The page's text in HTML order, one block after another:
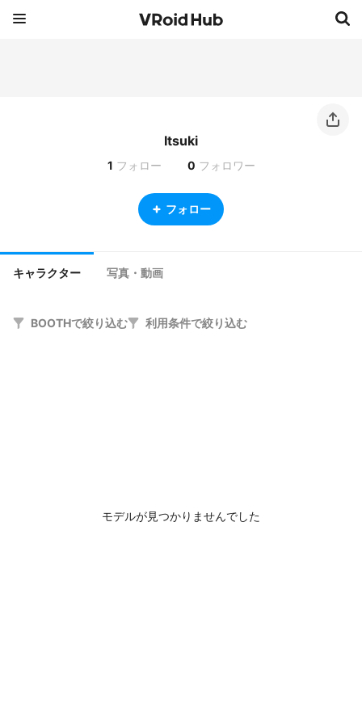
Itsuki
1 フォロー 0 フォロワー
フォロー
キャラクター 写真・動画
BOOTHで絞り込む 利用条件で絞り込む
モデルが見つかりませんでした